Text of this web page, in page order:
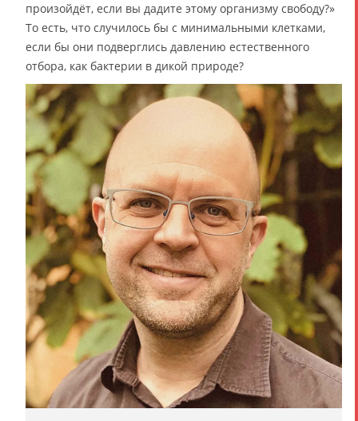
произойдёт, если вы дадите этому организму свободу?»
То есть, что случилось бы с минимальными клетками,
если бы они подверглись давлению естественного
отбора, как бактерии в дикой природе?